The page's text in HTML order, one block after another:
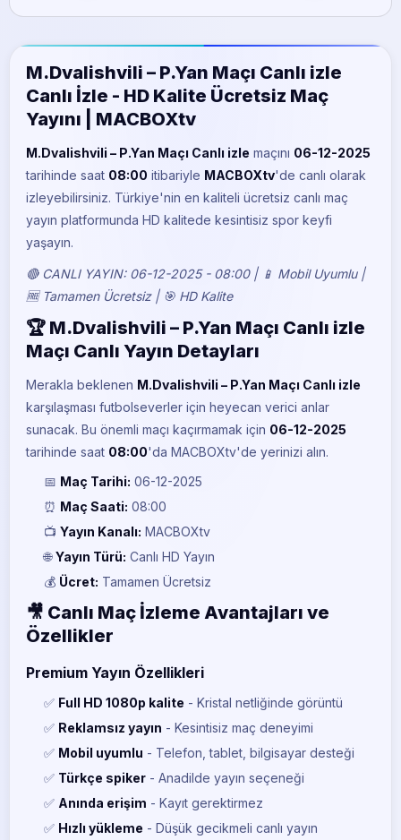
M.Dvalishvili – P.Yan Maçı Canlı izle
Canlı İzle - HD Kalite Ücretsiz Maç
Yayını | MACBOXtv
M.Dvalishvili – P.Yan Maçı Canlı izle maçını 06-12-2025
tarihinde saat 08:00 itibariyle MACBOXtv'de canlı olarak
izleyebilirsiniz. Türkiye'nin en kaliteli ücretsiz canlı maç
yayın platformunda HD kalitede kesintisiz spor keyfi
yaşayın.
🔴 CANLI YAYIN: 06-12-2025 - 08:00 | 📱 Mobil Uyumlu |
🆓 Tamamen Ücretsiz | 🎯 HD Kalite
🏆 M.Dvalishvili – P.Yan Maçı Canlı izle
Maçı Canlı Yayın Detayları
Merakla beklenen M.Dvalishvili – P.Yan Maçı Canlı izle
karşılaşması futbolseverler için heyecan verici anlar
sunacak. Bu önemli maçı kaçırmamak için 06-12-2025
tarihinde saat 08:00'da MACBOXtv'de yerinizi alın.
📅 Maç Tarihi: 06-12-2025
⏰ Maç Saati: 08:00
📺 Yayın Kanalı: MACBOXtv
🌐Yayın Türü: Canlı HD Yayın
💰 Ücret: Tamamen Ücretsiz
🎥 Canlı Maç İzleme Avantajları ve
Özellikler
Premium Yayın Özellikleri
✅ Full HD 1080p kalite - Kristal netliğinde görüntü
✅ Reklamsız yayın - Kesintisiz maç deneyimi
✅ Mobil uyumlu - Telefon, tablet, bilgisayar desteği
✅ Türkçe spiker - Anadilde yayın seçeneği
✅ Anında erişim - Kayıt gerektirmez
✅ Hızlı yükleme - Düşük gecikmeli canlı yayın